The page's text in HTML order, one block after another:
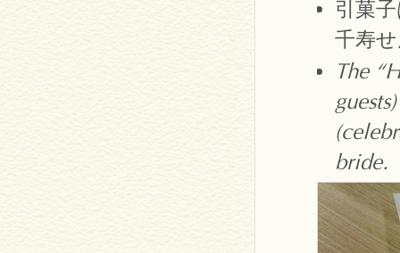
引菓
千寿
The
bride.